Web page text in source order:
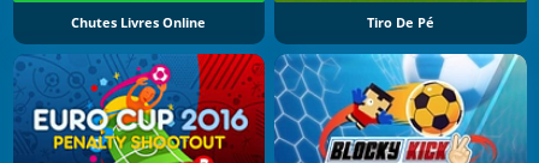
Chutes Livres Online Tiro De Pé